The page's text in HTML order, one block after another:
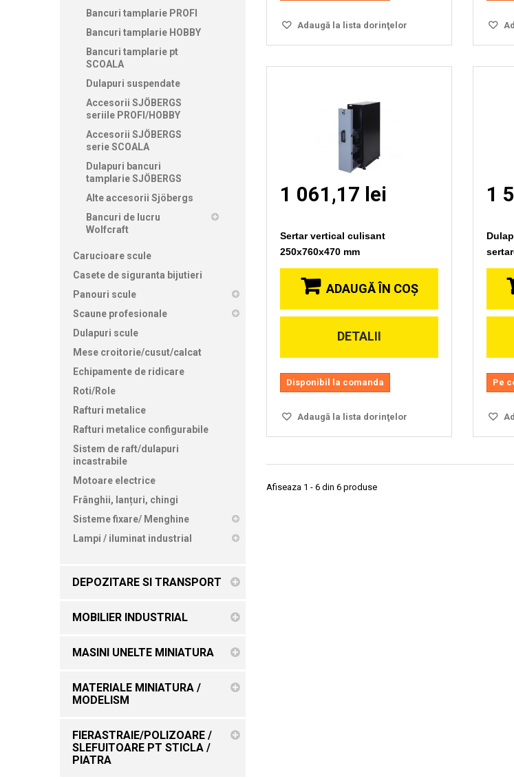
Bancuri tamplarie PROFI
Bancuri tamplarie HOBBY
Bancuri tamplarie pt
SCOALA
Dulapuri suspendate
Accesorii SJÖBERGS
seriile PROFI/HOBBY
Accesorii SJÖBERGS
serie SCOALA
Dulapuri bancuri
tamplarie SJÖBERGS
Alte accesorii Sjöbergs
Bancuri de lucru
Wolfcraft
Carucioare scule
Casete de siguranta bijutieri
Panouri scule
Scaune profesionale
Dulapuri scule
Mese croitorie/cusut/calcat
Echipamente de ridicare
Roti/Role
Rafturi metalice
Rafturi metalice configurabile
Sistem de raft/dulapuri
incastrabile
Motoare electrice
Frânghii, lanțuri, chingi
Sisteme fixare/ Menghine
Lampi / iluminat industrial
DEPOZITARE SI TRANSPORT
MOBILIER INDUSTRIAL
MASINI UNELTE MINIATURA
MATERIALE MINIATURA /
MODELISM
FIERASTRAIE/POLIZOARE /
SLEFUITOARE PT STICLA /
PIATRA
Adaugă la lista dorinţelor
1 061,17 lei
Sertar vertical culisant
250x760x470 mm
ADAUGĂ ÎN COŞ
DETALII
Disponibil la comanda
Adaugă la lista dorinţelor
1
Pe
Afiseaza 1 - 6 din 6 produse